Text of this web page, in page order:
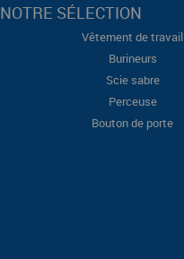
NOTRE SÉLECTION
Vêtement de travail
Burineurs
Scie sabre
Perceuse
Bouton de porte